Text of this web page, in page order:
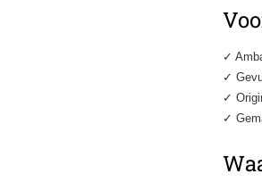
✓
✓
✓
✓